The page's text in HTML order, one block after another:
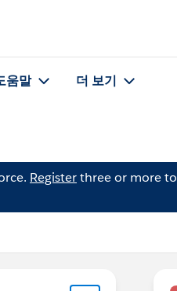
움말 더 보기
Registerthree or more